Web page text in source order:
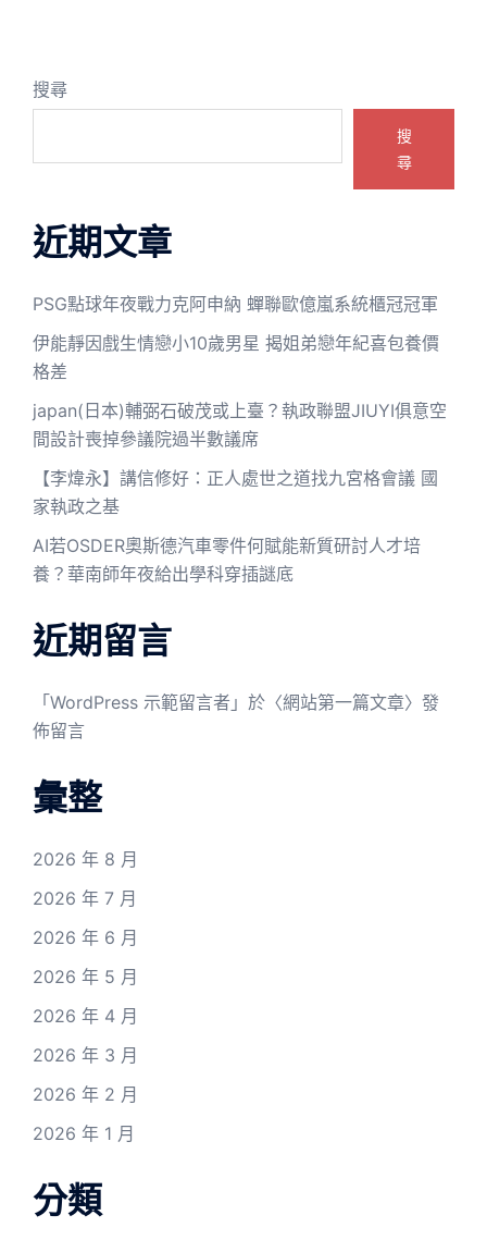
搜尋
搜
尋
近期文章
PSG點球年夜戰力克阿申納 蟬聯歐億嵐系統櫃冠冠軍
伊能靜因戲生情戀小10歲男星 揭姐弟戀年紀喜包養價
格差
japan(日本)輔弼石破茂或上臺？執政聯盟JIUYI俱意空
間設計喪掉參議院過半數議席
【李煒永】講信修好：正人處世之道找九宮格會議 國
家執政之基
AI若OSDER奧斯德汽車零件何賦能新質研討人才培
養？華南師年夜給出學科穿插謎底
近期留言
「 WordPress 示範留言者 」於〈網站第一篇文章〉發
佈留言
彙整
2026 年 8 月
2026 年 7 月
2026 年 6 月
2026 年 5 月
2026 年 4 月
2026 年 3 月
2026 年 2 月
2026 年 1 月
分類